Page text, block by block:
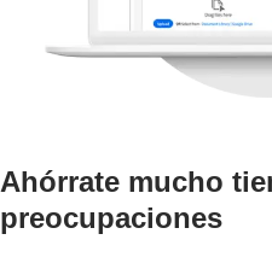
Ahórrate mucho
preocupaciones